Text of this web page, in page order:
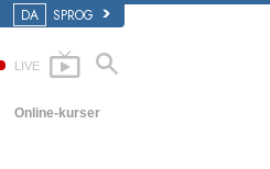
DA SPROG
LIVE
Online-kurser